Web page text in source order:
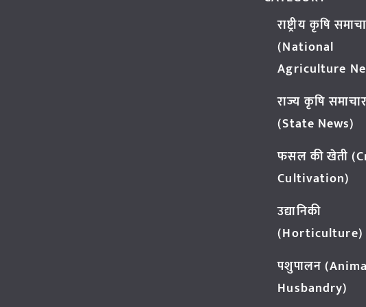
राष्ट्रीय कृषि
(National
Agriculture
राज्य कृषि समाचार
(State News)
फसल की खेती
Cultivation)
उद्यानिकी
(Horticulture)
पशुपालन
Husbandry)